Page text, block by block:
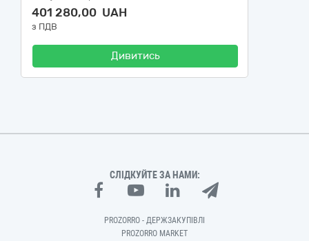
401 280,00 UAH
з ПДВ
Дивитись
СЛІДКУЙТЕ ЗА НАМИ:
PROZORRO - ДЕРЖЗАКУПІВЛІ
PROZORRO MARKET